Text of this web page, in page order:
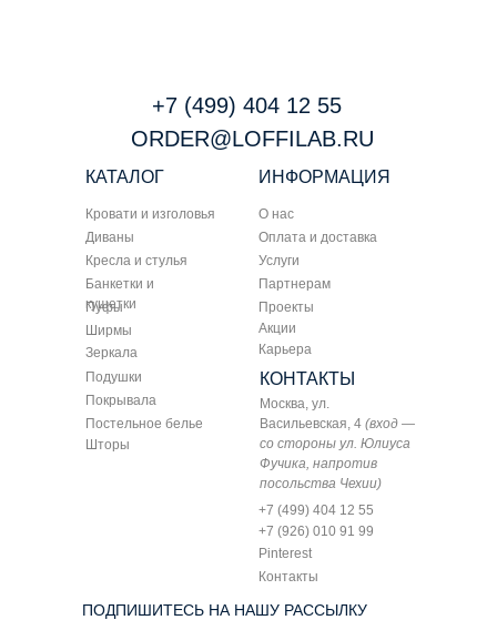
КАТАЛОГ
+7 (499) 404 12 55
ORDER@LOFFILAB.RU
Кровати и изголовья
Диваны
Кресла и стулья
Банкетки и
кушетки
Пуфы
Ширмы
ПОДПИШИТЕСЬ НА НАШУ РАССЫЛКУ
ИНФОРМАЦИЯ
О нас
Зеркала
Оплата и доставка
Подушки КОНТАКТЫ
Покрывала
Москва, ул.
Васильевская, 4 (вход —
со стороны ул. Юлиуса
Фучика, напротив
посольства Чехии)
Постельное белье
+7 (499) 404 12 55
Шторы
+7 (926) 010 91 99
Pinterest
Услуги
Партнерам
Проекты
Акции
Контакты
Карьера